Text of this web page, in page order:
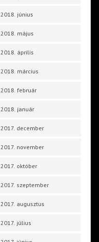
2018. június
2018. május
2018. április
2018. március
2018. február
2018. január
2017. december
2017. november
2017. október
2017. szeptember
2017. augusztus
2017. július